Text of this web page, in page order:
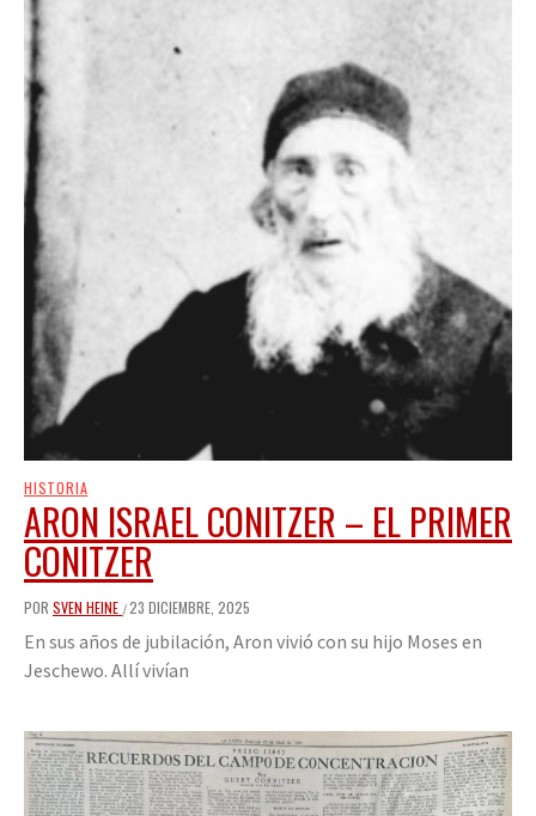
HISTORIA
ARON ISRAEL CONITZER – EL PRIMER
CONITZER
POR SVEN HEINE /23 DICIEMBRE, 2025
En sus años de jubilación, Aron vivió con su hijo Moses en
Jeschewo. Allí vivían